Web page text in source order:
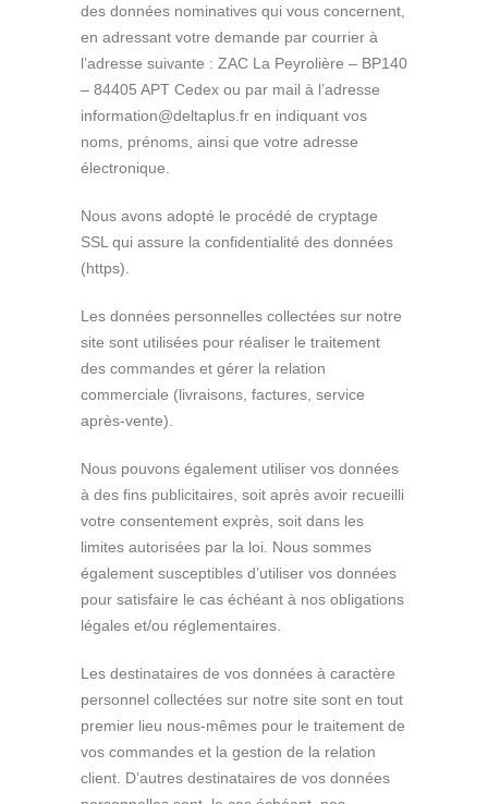
des données nominatives qui vous concernent,
en adressant votre demande par courrier à
l’adresse suivante : ZAC La Peyrolière – BP140
– 84405 APT Cedex ou par mail à l’adresse
information@deltaplus.fr en indiquant vos
noms, prénoms, ainsi que votre adresse
électronique.
Nous avons adopté le procédé de cryptage
SSL qui assure la confidentialité des données
(https).
Les données personnelles collectées sur notre
site sont utilisées pour réaliser le traitement
des commandes et gérer la relation
commerciale (livraisons, factures, service
après-vente).
Nous pouvons également utiliser vos données
à des fins publicitaires, soit après avoir recueilli
votre consentement exprès, soit dans les
limites autorisées par la loi. Nous sommes
également susceptibles d’utiliser vos données
pour satisfaire le cas échéant à nos obligations
légales et/ou réglementaires.
Les destinataires de vos données à caractère
personnel collectées sur notre site sont en tout
premier lieu nous-mêmes pour le traitement de
vos commandes et la gestion de la relation
client. D’autres destinataires de vos données